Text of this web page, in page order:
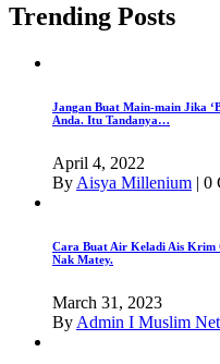
Trending Posts
Jangan Buat Main-main Jika
Anda. Itu Tandanya…
April 4, 2022
By Aisya Millenium | 0
Cara Buat Air Keladi Ais Krim
Nak Matey.
March 31, 2023
By Admin I Muslim